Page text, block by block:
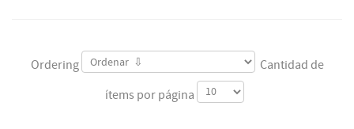
Ordering Cantidad de
ítems por página